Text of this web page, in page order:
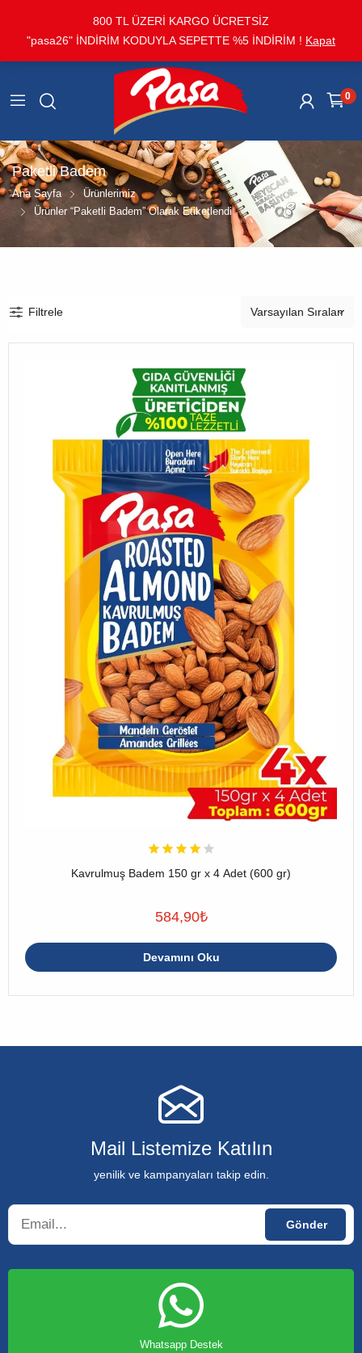
800 TL ÜZERİ KARGO ÜCRETSİZ
"pasa26" İNDİRİM KODUYLA SEPETTE %5 İNDİRİM ! Kapat
0
Paketli Badem
Ana Sayfa
Ürünlerimiz
Ürünler “Paketli Badem” Olarak Etiketlendi
Filtrele
Kavrulmuş Badem 150 gr x 4 Adet (600 gr)
584,90₺
Devamını Oku
Mail Listemize Katılın
yenilik ve kampanyaları takip edin.
Whatsapp Destek